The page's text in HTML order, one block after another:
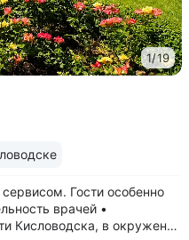
1/19
Гости особенно
врачей •
Кисловодска, в окружении